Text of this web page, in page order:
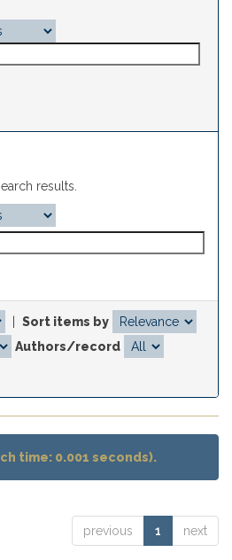
results.
Sort items by
Authors/record
time: 0.001 seconds).
previous 1 next